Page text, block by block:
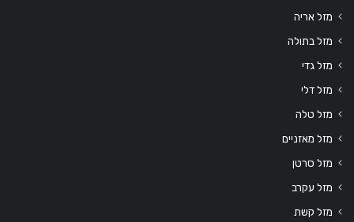
מזל אריה
מזל בתולה
מזל גדי
מזל דלי
מזל טלה
מזל מאזניים
מזל סרטן
מזל עקרב
מזל קשת